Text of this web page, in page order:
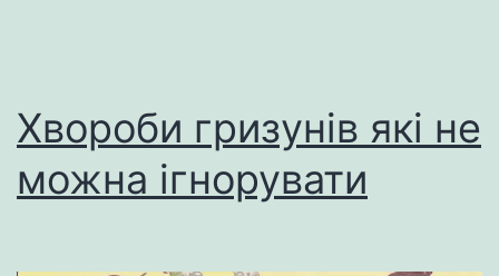
Хвороби гризунів які не
можна ігнорувати